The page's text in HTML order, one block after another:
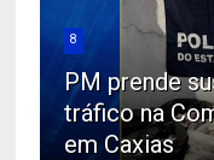
8
PM prende
tráfico na
em Caxias